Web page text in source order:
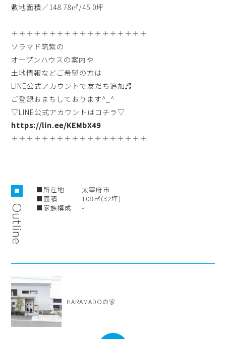
敷地面積／148.78㎡/45.0坪
＋＋＋＋＋＋＋＋＋＋＋＋＋＋＋＋＋＋
ソラマド筑紫の
オープンハウスの案内や
土地情報などご希望の方は
LINE公式アカウントで友だち追加♬
ご登録おまちしております^_^
▽LINE公式アカウントはコチラ▽
https://lin.ee/KEMbX49
＋＋＋＋＋＋＋＋＋＋＋＋＋＋＋＋＋＋
Outline
■所在地
太宰府市
■面積
108㎡(32坪)
■家族構成
-
HARAMADOの家